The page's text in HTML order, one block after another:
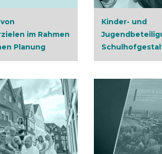
im Rahmen
Planung
Kinder- und